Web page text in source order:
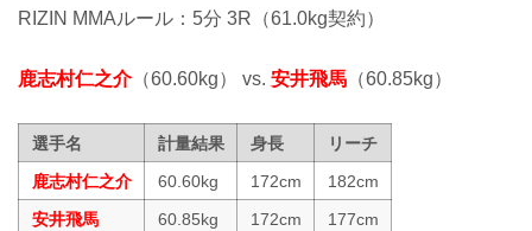
RIZIN MMAルール：5分 3R（61.0kg契約）
鹿志村仁之介（60.60kg） vs. 安井飛馬 （60.85kg）
選手名 計量結果 身長
リーチ
鹿志村仁之介
60.60kg 172cm
182cm
安井飛馬
60.85kg 172cm
177cm